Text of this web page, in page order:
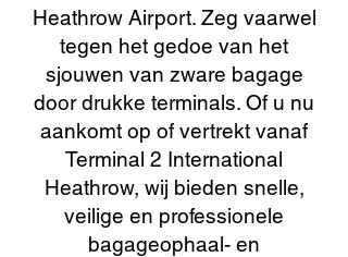
Heathrow Airport. Zeg vaarwel
tegen het gedoe van het
sjouwen van zware bagage
door drukke terminals. Of u nu
aankomt op of vertrekt vanaf
Terminal 2 International
Heathrow, wij bieden snelle,
veilige en professionele
bagageophaal- en